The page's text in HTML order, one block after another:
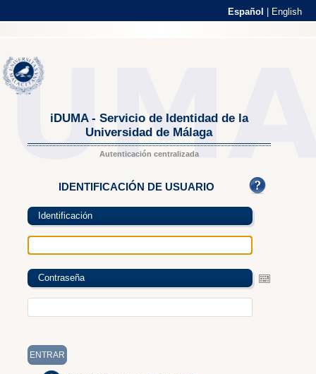
Español English
iDUMA - Servicio de Identidad de la
Universidad de Málaga
Autenticación centralizada
IDENTIFICACIÓN DE USUARIO
Identificación
Contraseña